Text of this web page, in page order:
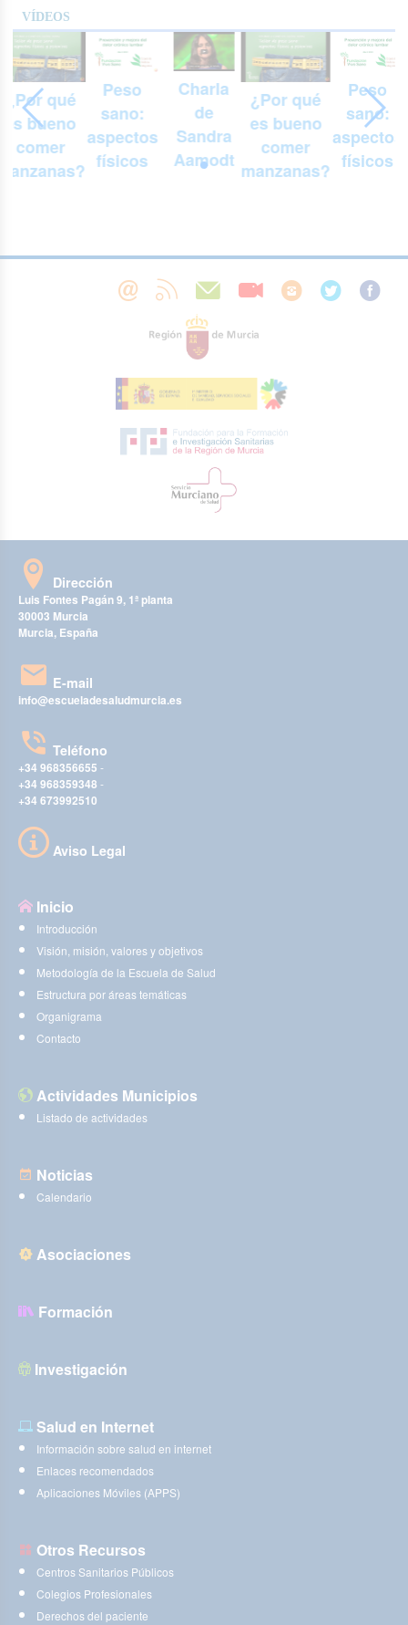
VÍDEOS
¿Por qué
es bueno
comer
Peso
sano:
aspectos
físicos
Charla
de
Sandra
Aamodt
¿Por qué
es bueno
comer
manzanas?
Peso
sano:
aspectos
físicos
Dirección
Luis Fontes Pagán 9, 1ª planta
30003 Murcia
Murcia, España
E-mail
info@escueladesaludmurcia.es
Teléfono
+34 968356655 -
+34 968359348 -
+34 673992510
Aviso Legal
Inicio
Introducción
Visión, misión, valores y objetivos
Metodología de la Escuela de Salud
Estructura por áreas temáticas
Organigrama
Contacto
Actividades Municipios
Listado de actividades
Noticias
Calendario
Asociaciones
Formación
Investigación
Salud en Internet
Información sobre salud en internet
Enlaces recomendados
Aplicaciones Móviles (APPS)
Otros Recursos
Centros Sanitarios Públicos
Colegios Profesionales
Derechos del paciente